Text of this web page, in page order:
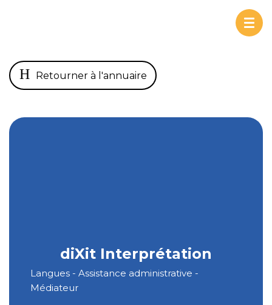
Retourner à l'annuaire
diXit Interprétation
Langues - Assistance administrative -
Médiateur